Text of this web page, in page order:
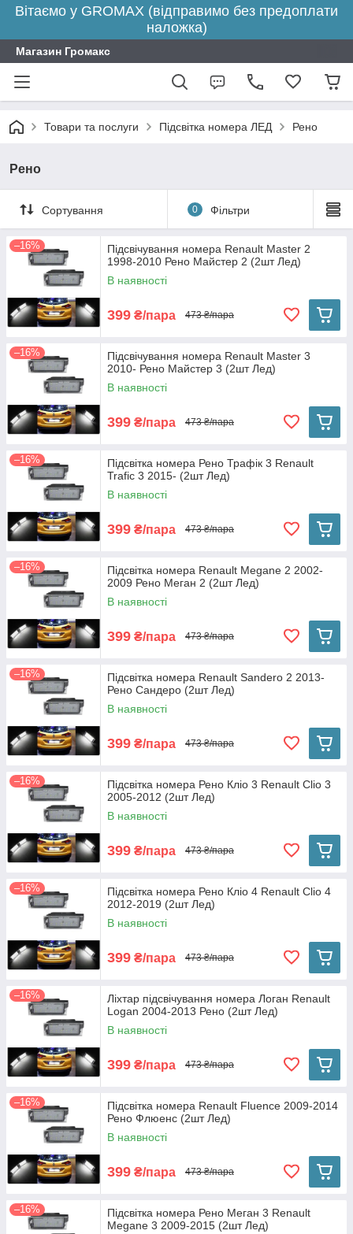
Вітаємо у GROMAX (відправимо без предоплати
наложка)
Магазин Громакс
Товари та послуги Підсвітка номера ЛЕД Рено
Рено
Сортування 0 Фільтри
–16%
Підсвічування номера Renault Master 2
1998-2010 Рено Майстер 2 (2шт Лед)
В наявності
399 ₴/пара 473 ₴/пара
–16%
Підсвічування номера Renault Master 3
2010- Рено Майстер 3 (2шт Лед)
В наявності
399 ₴/пара 473 ₴/пара
–16%
Підсвітка номера Рено Трафік 3 Renault
Trafic 3 2015- (2шт Лед)
В наявності
399 ₴/пара 473 ₴/пара
–16%
Підсвітка номера Renault Megane 2 2002-
2009 Рено Меган 2 (2шт Лед)
В наявності
399 ₴/пара 473 ₴/пара
–16%
Підсвітка номера Renault Sandero 2 2013-
Рено Сандеро (2шт Лед)
В наявності
399 ₴/пара 473 ₴/пара
–16%
Підсвітка номера Рено Кліо 3 Renault Clio 3
2005-2012 (2шт Лед)
В наявності
399 ₴/пара 473 ₴/пара
–16%
Підсвітка номера Рено Кліо 4 Renault Clio 4
2012-2019 (2шт Лед)
В наявності
399 ₴/пара 473 ₴/пара
–16%
Ліхтар підсвічування номера Логан Renault
Logan 2004-2013 Рено (2шт Лед)
В наявності
399 ₴/пара 473 ₴/пара
–16%
Підсвітка номера Renault Fluence 2009-2014
Рено Флюенс (2шт Лед)
В наявності
399 ₴/пара 473 ₴/пара
–16%
Підсвітка номера Рено Меган 3 Renault
Megane 3 2009-2015 (2шт Лед)